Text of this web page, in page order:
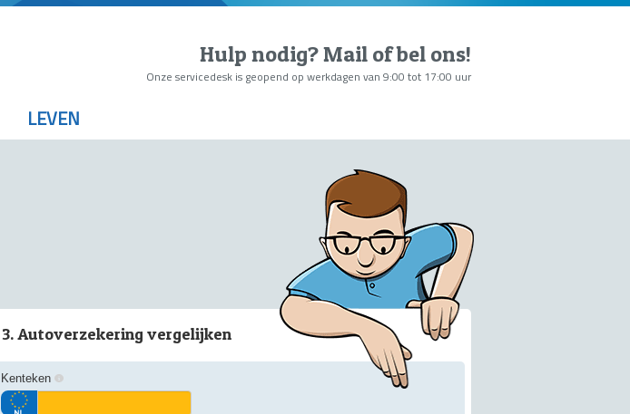
Hulp nodig?Mail of bel ons!
Onze servicedesk is geopend op werkdagen van 9:00 tot 17:00 uur
LEVEN
3. Autoverzekering vergelijken
Kenteken